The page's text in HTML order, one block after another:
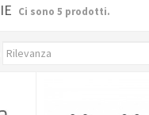
Ci sono 5 prodotti.